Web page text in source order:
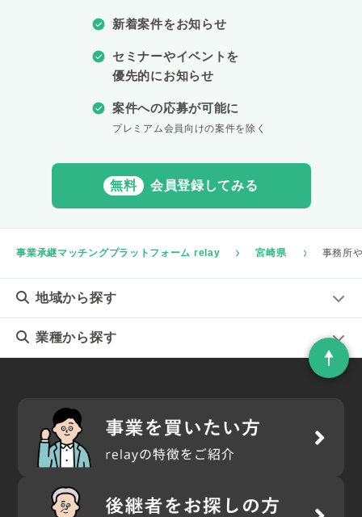
新着案件をお知らせ
セミナーやイベントを
優先的にお知らせ
案件への応募が可能に
プレミアム会員向けの案件を除く
無料 会員登録してみる
事業承継マッチングプラットフォーム relay 宮崎県 事務所
地域から探す
業種から探す